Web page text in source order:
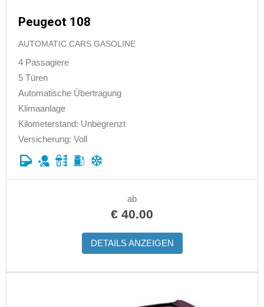
Peugeot 108
AUTOMATIC CARS GASOLINE
4 Passagiere
5 Türen
Automatische Übertragung
Klimaanlage
Kilometerstand: Unbegrenzt
Versicherung: Voll
ab
€ 40.00
DETAILS ANZEIGEN